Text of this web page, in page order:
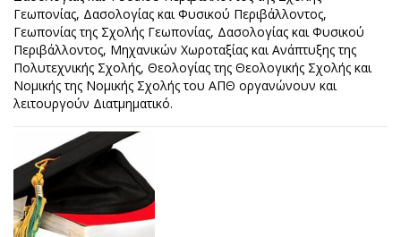
Γεωπονίας, Δασολογίας και Φυσικού Περιβάλλοντος,
Γεωπονίας της Σχολής Γεωπονίας, Δασολογίας και Φυσικού
Περιβάλλοντος, Μηχανικών Χωροταξίας και Ανάπτυξης της
Πολυτεχνικής Σχολής, Θεολογίας της Θεολογικής Σχολής και
Νομικής της Νομικής Σχολής του ΑΠΘ οργανώνουν και
λειτουργούν Διατμηματικό.